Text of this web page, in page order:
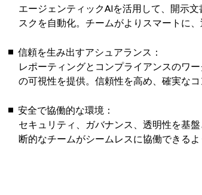
エージェンティックAIを活用して、開示
スクを自動化。チームがよりスマートに
信頼を生み出すアシュアランス：
レポーティングとコンプライアンスのワ
の可視性を提供。信頼性を高め、確実な
安全で協働的な環境：
セキュリティ、ガバナンス、透明性を基
断的なチームがシームレスに協働できるよ